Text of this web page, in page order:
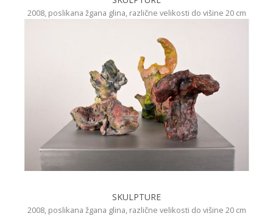
2008, poslikana žgana glina, različne velikosti do višine 20 cm
SKULPTURE
2008, poslikana žgana glina, različne velikosti do višine 20 cm